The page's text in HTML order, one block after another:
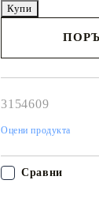
3154609
Оцени продукта
Сравни